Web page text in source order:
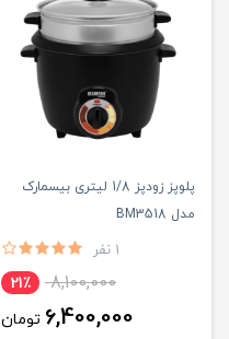
پلوپز زودپز 1/8 لیتری بیسمارک
مدل BM3518
1 نفر
8,100,000 21٪
6,400,000 تومان